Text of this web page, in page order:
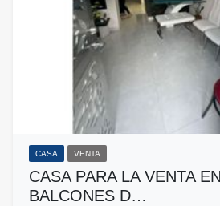
CASA VENTA
CASA PARA LA VENTA
BALCONES D…